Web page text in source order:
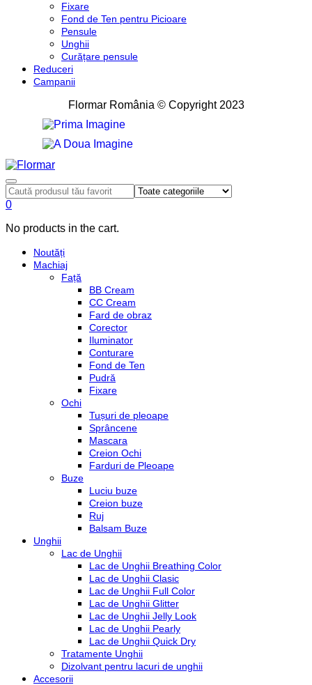
Fixare
Fond de Ten pentru Picioare
Pensule
Unghii
Curățare pensule
Reduceri
Campanii
Flormar România © Copyright 2023
0
No products in the cart.
Noutăți
Machiaj
Față
BB Cream
CC Cream
Fard de obraz
Corector
Iluminator
Conturare
Fond de Ten
Pudră
Fixare
Ochi
Tușuri de pleoape
Sprâncene
Mascara
Creion Ochi
Farduri de Pleoape
Buze
Luciu buze
Creion buze
Ruj
Balsam Buze
Unghii
Lac de Unghii
Lac de Unghii Breathing Color
Lac de Unghii Clasic
Lac de Unghii Full Color
Lac de Unghii Glitter
Lac de Unghii Jelly Look
Lac de Unghii Pearly
Lac de Unghii Quick Dry
Tratamente Unghii
Dizolvant pentru lacuri de unghii
Accesorii